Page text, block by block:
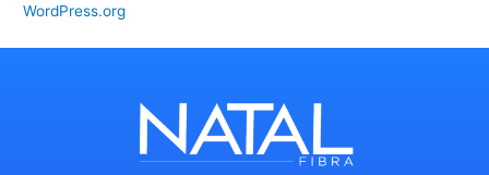
WordPress.org